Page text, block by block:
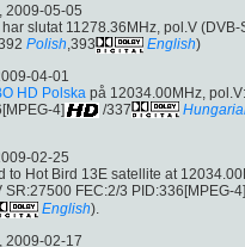
, 2009-05-05
har slutat 11278.36MHz, pol.V
Polish,393 English)
04-01
HD Polska på 12034.00MHz,
4]
/337
02-25
to Hot Bird 13E satellite at
FEC:2/3 PID:336[MPEG-4]
English).
, 2009-02-17